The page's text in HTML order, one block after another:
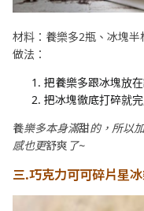
材料：養樂多2瓶、冰塊半
做法：
把養樂多跟冰塊放
把冰塊徹底打碎就完
養樂多本身滿甜的，所以
感也更舒爽了~
三.巧克力可可碎片星